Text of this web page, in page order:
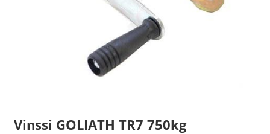
Vinssi GOLIATH TR7 750kg